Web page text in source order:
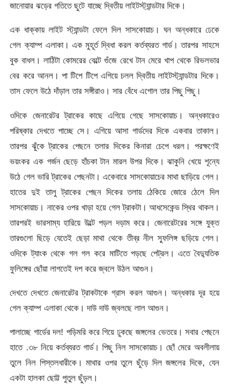
জানোয়ার ঝড়ের গতিতে ছুটে যাচ্ছে দ্বিতীয় লাইটস্ট্যান্ডটার দিকে।
এক ধাক্কায় লাইট স্ট্যান্ডটা ফেলে দিল সাসকোয়াচ। ঘন অন্ধকারে ঢেকে
গেল ক্যাম্প এলাকা। এক মুহূর্ত দ্বিধা করল কর্তব্যরত গার্ড। তারপর সাহসে
বুক বাধল। লাঠিটা কোমরের বেল্টে গুঁজে রেখে টান মেরে খাপ থেকে রিভলভার
বের করে আনল। পা টিপে টিপে এগিয়ে চলল দ্বিতীয় লাইটস্ট্যান্ডটার দিকে।
তাস ফেলে উঠে দাঁড়াল তার সঙ্গীরাও। সার বেঁধে এগোল তার পিছু পিছু।
ওদিকে জেনারেটর ট্রাকের কাছে এগিয়ে গেছে সাসকোয়াচ। অন্ধকারেও
পরিষ্কার দেখতে পাচ্ছে সে। এগিয়ে আসা গার্ডদের দিকে একবার তাকাল।
তারপর ঝুঁকে ট্রাকের পেছনে তলার দিকের কিনারা চেপে ধরল। পরক্ষণেই
ভয়ংকর এক গর্জন ছেড়ে হাঁচকা টান মারল উপর দিকে। ঝাকুনি খেয়ে শূন্যে
উঠে গেল ভারি ট্রাকের পেছনটা। একেবারে সাসকোয়াচের মাথা ছাড়িয়ে গেল।
হাতের দুই তালু ট্রাকের পেছন দিকের তলায় ঠেকিয়ে জোরে ঠেলে দিল
সাসকোয়াচ। নাকের ওপর খাড়া হয়ে গেল ট্রাকটা। আধসেকেন্ড স্থির থাকল।
তারপরই ভারসাম্য হারিয়ে উল্টে পড়ল দড়াম করে। জেনারেটরের সঙ্গে যুক্ত
তারগুলো ছিড়ে যেতেই ছেড়া মাথা থেকে তীব্র নীল স্ফুলিঙ্গ ছড়িয়ে গেল।
ওদিকে ট্যাংক থেকে গল গল করে মাটিতে পড়ছে পেট্রল। এতে বৈদ্যুতিক
ফুলিঙ্গের ছোঁয়া লাগতেই দপ করে জ্বলে উঠল আগুন।
দেখতে দেখতে জেনারেটর ট্রাকটাকে গ্রাস করল আগুন। অন্ধকার দূর হয়ে
গেল ক্যাম্প এলাকা থেকে। দাউ দাউ জ্বলছে লাল আগুন।
পালাচ্ছে গার্ডের দল! পড়িমরি করে গিয়ে ঢুকছে জঙ্গলের ভেতরে। সবার পেছনে
হাতে .৩৮ নিয়ে কর্তব্যরত গার্ড। পিছু নিল সাসকোয়াচ। ছোঁ মেরে অবলীলায়
তুলে নিল পিস্তলধারীকে। মাথার ওপর তুলে ছুঁড়ে দিল জঙ্গলের দিকে, যেন
একটা হালকা ছোট্ট পুতুল ছুঁড়ল।